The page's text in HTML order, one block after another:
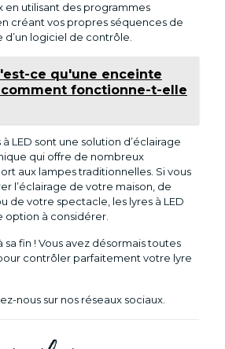
en utilisant des programmes
créant vos propres séquences de
d’un logiciel de contrôle.
ce qu'une enceinte
fonctionne-t-elle
à LED sont une solution d’éclairage
qui offre de nombreux
aux lampes traditionnelles. Si vous
l’éclairage de votre maison, de
de votre spectacle, les lyres à LED
option à considérer.
fin ! Vous avez désormais toutes
contrôler parfaitement votre lyre
nous sur nos réseaux sociaux.